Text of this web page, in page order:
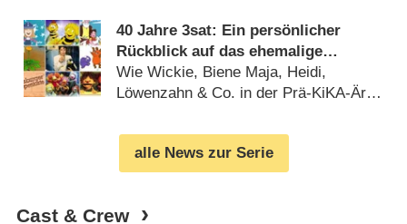
40 Jahre 3sat: Ein persönlicher
Rückblick auf das ehemalige
Kinderprogramm des Kultursenders
Wie Wickie, Biene Maja, Heidi,
Löwenzahn & Co. in der Prä-KiKA-Ära
(07.12.2024)
alle News zur Serie
Cast & Crew